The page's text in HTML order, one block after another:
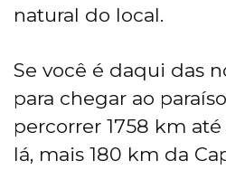
natural do local.
Se você é daqui das
para chegar ao
percorrer 1758 km
lá, mais 180 km da